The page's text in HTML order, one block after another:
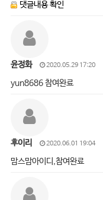
댓글내용 확인
윤정화 2020.05.29 17:20
yun8686 참여완료
후이리 2020.06.01 19:04
맘스맘아이디,참여완료